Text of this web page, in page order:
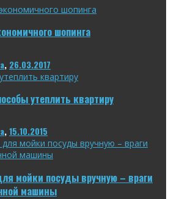
шопинга
, 26.03.2017
утеплить квартиру
,15.10.2015
мойки посуды вручную – враги
машины